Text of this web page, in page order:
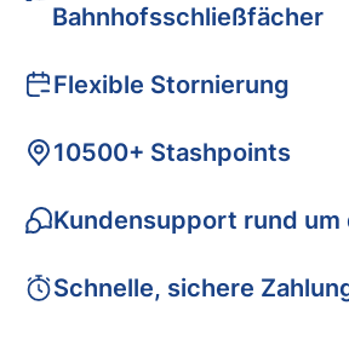
Bahnhofsschließfächer
Flexible Stornierung
10500+ Stashpoints
Kundensupport rund um
Schnelle, sichere